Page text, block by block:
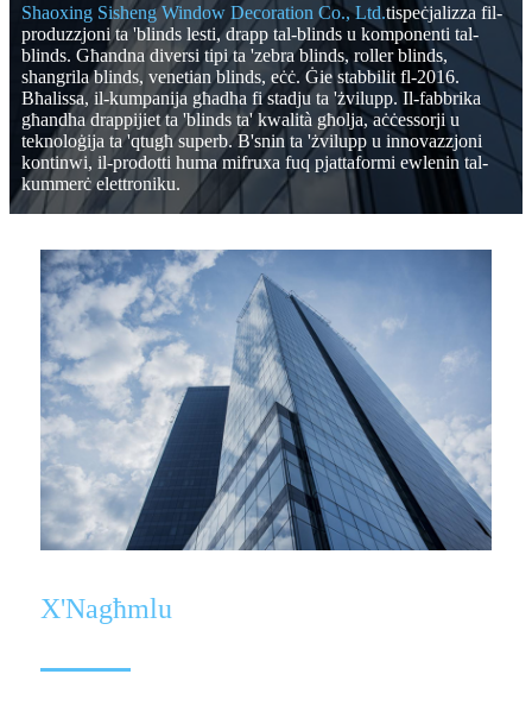
Shaoxing Sisheng Window Decoration Co., Ltd.tispeċjalizza fil-
produzzjoni ta 'blinds lesti, drapp tal-blinds u komponenti tal-
blinds. Għandna diversi tipi ta 'zebra blinds, roller blinds,
shangrila blinds, venetian blinds, eċċ. Ġie stabbilit fl-2016.
Bħalissa, il-kumpanija għadha fi stadju ta 'żvilupp. Il-fabbrika
għandha drappijiet ta 'blinds ta' kwalità għolja, aċċessorji u
teknoloġija ta 'qtugħ superb. B'snin ta 'żvilupp u innovazzjoni
kontinwi, il-prodotti huma mifruxa fuq pjattaformi ewlenin tal-
kummerċ elettroniku.
X'Nagħmlu